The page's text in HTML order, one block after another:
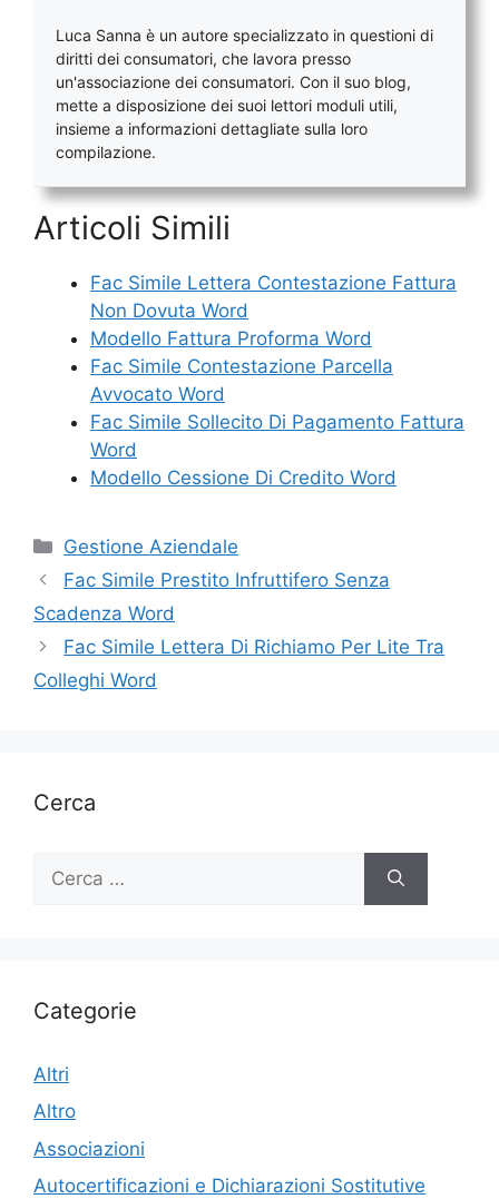
Luca Sanna è un autore specializzato in questioni di
diritti dei consumatori, che lavora presso
un'associazione dei consumatori. Con il suo blog,
mette a disposizione dei suoi lettori moduli utili,
insieme a informazioni dettagliate sulla loro
compilazione.
Articoli Simili
Fac Simile Lettera Contestazione Fattura
Non Dovuta Word
Modello Fattura Proforma Word
Fac Simile Contestazione Parcella
Avvocato Word
Fac Simile Sollecito Di Pagamento Fattura
Word
Modello Cessione Di Credito Word
Categorie
Gestione Aziendale
Fac Simile Prestito Infruttifero Senza
Scadenza Word
Fac Simile Lettera Di Richiamo Per Lite Tra
Colleghi Word
Cerca
per:
Categorie
Altri
Altro
Associazioni
Autocertificazioni e Dichiarazioni Sostitutive